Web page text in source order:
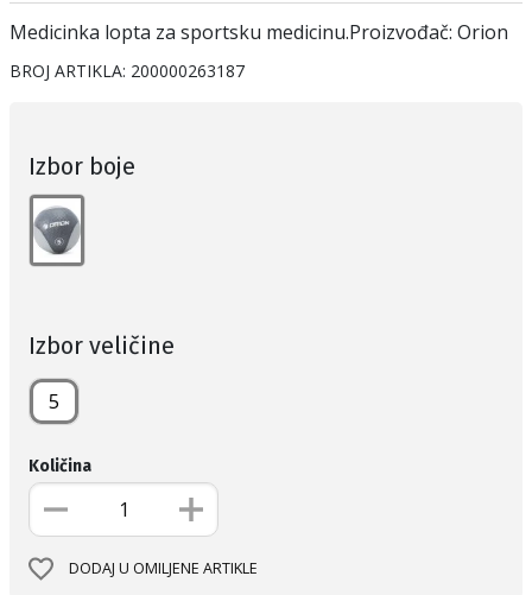
Medicinka lopta za sportsku medicinu.Proizvođač: Orion
BROJ ARTIKLA: 200000263187
Izbor boje
Izbor veličine
5
Količina
DODAJ U OMILJENE ARTIKLE